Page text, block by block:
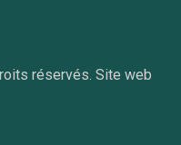
réservés. Site web